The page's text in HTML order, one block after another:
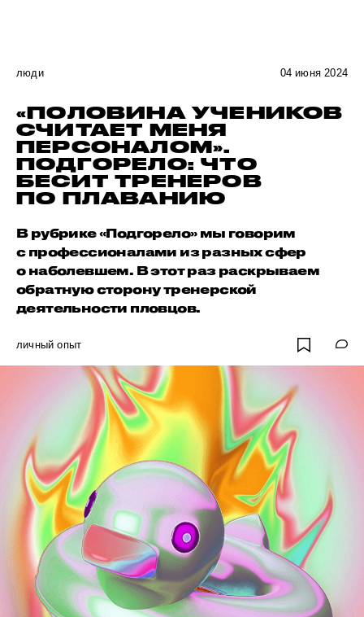
люди 04 июня 2024
«ПОЛОВИНА УЧЕНИКОВ
СЧИТАЕТ МЕНЯ
ПЕРСОНАЛОМ».
ПОДГОРЕЛО: ЧТО
БЕСИТ ТРЕНЕРОВ
ПО ПЛАВАНИЮ
В рубрике «Подгорело» мы говорим
с профессионалами из разных сфер
о наболевшем. В этот раз раскрываем
обратную сторону тренерской
деятельности пловцов.
личный опыт